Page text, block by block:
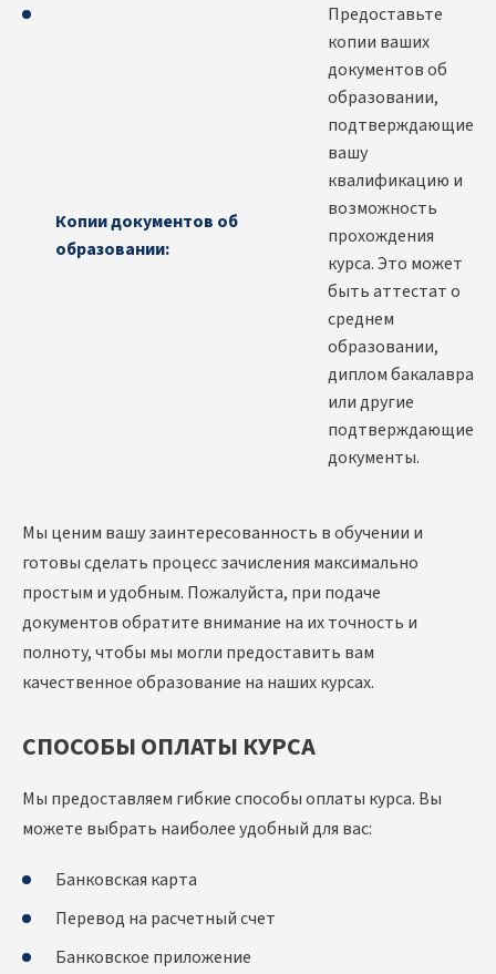
Копии документов об
образовании:
Предоставьте
копии ваших
документов об
образовании,
подтверждающие
вашу
квалификацию и
возможность
прохождения
курса. Это может
быть аттестат о
среднем
образовании,
диплом бакалавра
или другие
подтверждающие
документы.
Мы ценим вашу заинтересованность в обучении и
готовы сделать процесс зачисления максимально
простым и удобным. Пожалуйста, при подаче
документов обратите внимание на их точность и
полноту, чтобы мы могли предоставить вам
качественное образование на наших курсах.
СПОСОБЫ ОПЛАТЫ КУРСА
Мы предоставляем гибкие способы оплаты курса. Вы
можете выбрать наиболее удобный для вас:
Банковская карта
Перевод на расчетный счет
Банковское приложение